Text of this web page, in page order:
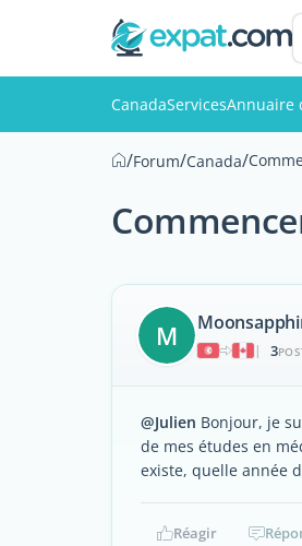
CanadaServicesAnnuaire
/Forum/Canada/
M
|
3
@Julien Bonjour, je
de mes études en
existe, quelle année
Réagir